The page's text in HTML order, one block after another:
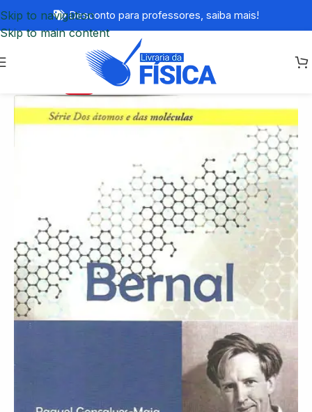
Skip to navigation
Skip to main content
Desconto para professores, saiba mais!